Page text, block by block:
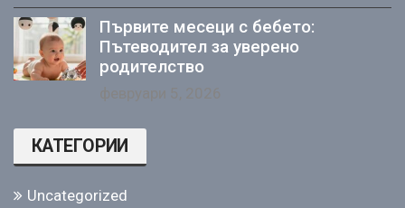
Първите месеци с бебето:
Пътеводител за уверено
родителство
февруари 5, 2026
КАТЕГОРИИ
Uncategorized